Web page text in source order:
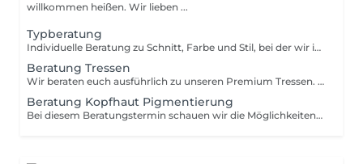
willkommen heißen. Wir lieben ...
Typberatung
Individuelle Beratung zu Schnitt, Farbe und Stil, bei der wir intensiv auf das gesamte Erscheinungsbild eingehen - abgestimmt auf Persönlichkeit,Haarstruktur&Allltag.
Beratung Tressen
Wir beraten euch ausführlich zu unseren Premium Tressen. Die 30 werden verrechnet wenn die Tressendienstleistung zu stande kommt.
Beratung Kopfhaut Pigmentierung
Bei diesem Beratungstermin schauen wir die Möglichkeiten der Kopfhaut Pigmentierung und besprechen den weiteren Verlauf. Die kosten von 30,00 werden verrechnet wenn der Termin zu stande kommt. Für diese Dienstleistung rufen Sie uns gerne im Salon an.